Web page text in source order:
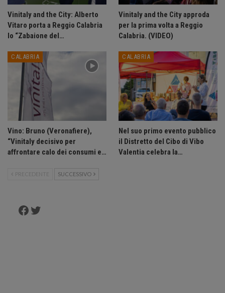
Vinitaly and the City: Alberto
Vitaro porta a Reggio Calabria
lo “Zabaione del…
Vinitaly and the City approda
per la prima volta a Reggio
Calabria. (VIDEO)
CALABRIA
Vino: Bruno (Veronafiere),
“Vinitaly decisivo per
affrontare calo dei consumi e…
CALABRIA
Nel suo primo evento pubblico
il Distretto del Cibo di Vibo
Valentia celebra la…
PRECEDENTE SUCCESSIVO
Facebook
Twitter